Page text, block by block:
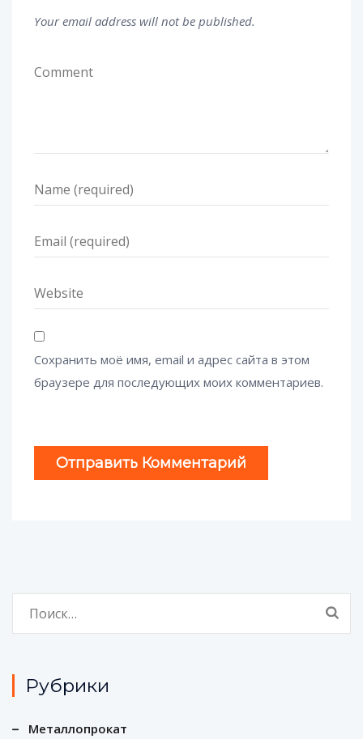
Your email address will not be published.
Сохранить моё имя, email и адрес сайта в этом
браузере для последующих моих комментариев.
Рубрики
Металлопрокат